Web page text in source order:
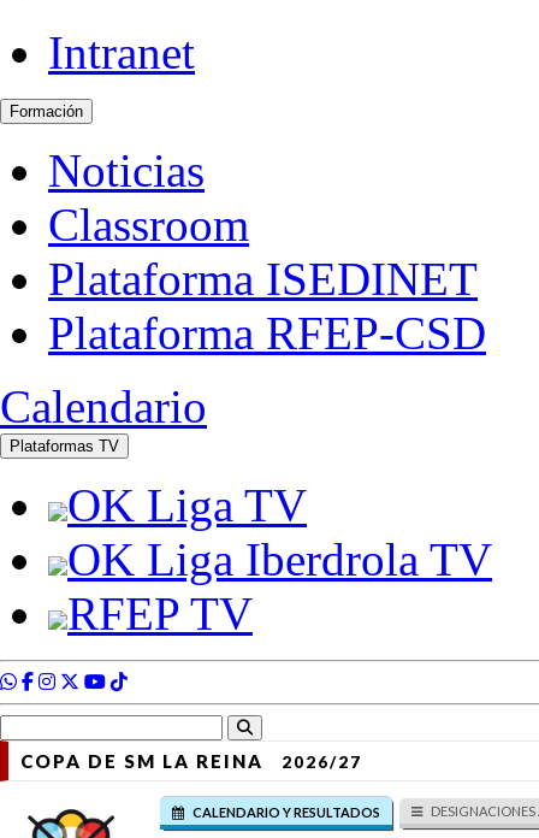
COPA DE SM LA REINA 2026/27
CALENDARIO Y RESULTADOS DESIGNACIONES